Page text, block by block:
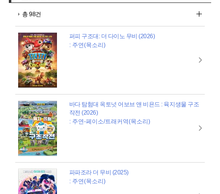
총 98건
퍼피 구조대: 더 다이노 무비 (2026)
: 주연(목소리)
바다 탐험대 옥토넛 어보브 앤 비욘드 : 육지생물 구조
작전 (2026)
: 주연-페이소/트래커역(목소리)
파파조라 더 무비 (2025)
: 주연(목소리)